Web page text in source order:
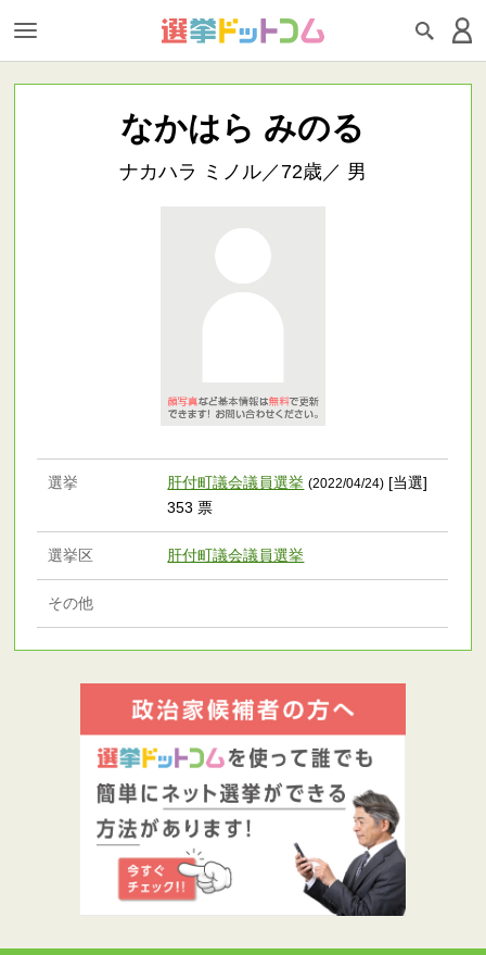
なかはら みのる
ナカハラ ミノル／72歳／ 男
選挙 肝付町議会議員選挙 (2022/04/24) [当選]
353 票
選挙区 肝付町議会議員選挙
その他